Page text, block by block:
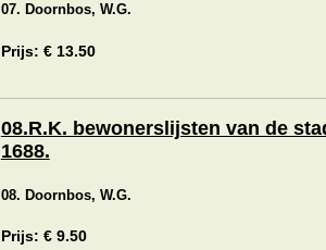
07. Doornbos, W.G.
Prijs: € 13.50
08.R.K. bewonerslijsten van de
1688.
08. Doornbos, W.G.
Prijs: € 9.50